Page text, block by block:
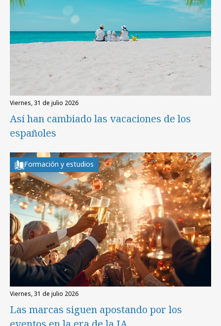
viernes, 31 de julio 2026
Así han cambiado las vacaciones de los
españoles
Formación y estudios
viernes, 31 de julio 2026
Las marcas siguen apostando por los